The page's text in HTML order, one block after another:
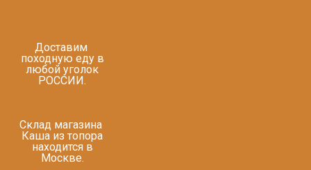
Доставим
походную еду в
любой уголок
РОССИИ.
Склад магазина
Каша из топора
находится в
Москве.